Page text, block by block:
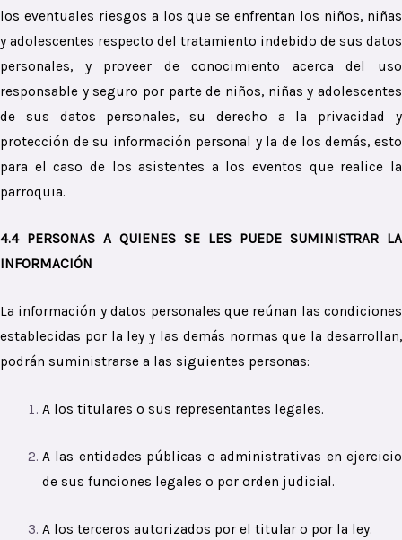
los eventuales riesgos a los que se enfrentan los niños, niñas
y adolescentes respecto del tratamiento indebido de sus datos
personales, y proveer de conocimiento acerca del uso
responsable y seguro por parte de niños, niñas y adolescentes
de sus datos personales, su derecho a la privacidad y
protección de su información personal y la de los demás, esto
para el caso de los asistentes a los eventos que realice la
parroquia.
4.4 PERSONAS A QUIENES SE LES PUEDE SUMINISTRAR LA
INFORMACIÓN
La información y datos personales que reúnan las condiciones
establecidas por la ley y las demás normas que la desarrollan,
podrán suministrarse a las siguientes personas:
A los titulares o sus representantes legales.
A las entidades públicas o administrativas en ejercicio
de sus funciones legales o por orden judicial.
A los terceros autorizados por el titular o por la ley.